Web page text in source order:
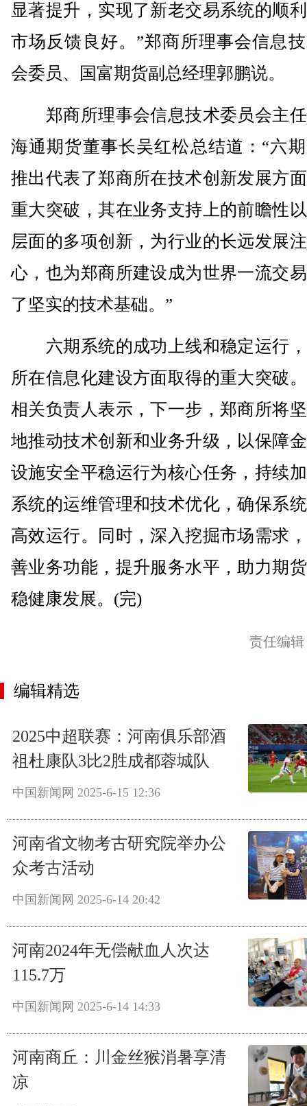
显著提升，实现了新老交易系统的顺
市场反馈良好。”郑商所理事会信息
会委员、国富期货副总经理郭鹏说。
郑商所理事会信息技术委员会主
海通期货董事长吴红松总结道：“六
推出代表了郑商所在技术创新发展方
重大突破，其在业务支持上的前瞻性
层面的多项创新，为行业的长远发展
心，也为郑商所建设成为世界一流交
了坚实的技术基础。”
六期系统的成功上线和稳定运行
所在信息化建设方面取得的重大突破
相关负责人表示，下一步，郑商所将
地推动技术创新和业务升级，以保障
设施安全平稳运行为核心任务，持续
系统的运维管理和技术优化，确保系
高效运行。同时，深入挖掘市场需求
善业务功能，提升服务水平，助力期
稳健康发展。(完)
责任编
编辑精选
2025中超联赛：河南俱乐部酒
祖杜康队3比2胜成都蓉城队
中国新闻网 2025-6-15 12:36
河南省文物考古研究院举办公
众考古活动
中国新闻网 2025-6-14 20:42
河南2024年无偿献血人次达
115.7万
中国新闻网 2025-6-14 14:33
河南商丘：川金丝猴消暑享清
凉